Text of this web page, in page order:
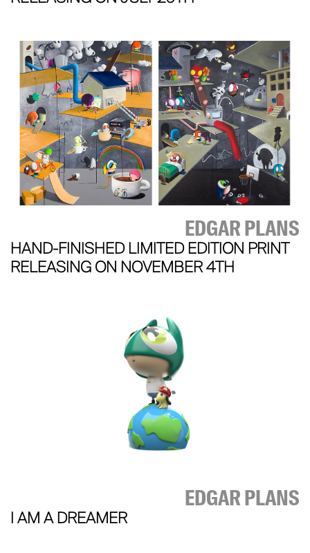
EDGAR PLANS
HAND-FINISHED LIMITED EDITION PRINT
RELEASING ON NOVEMBER 4TH
EDGAR PLANS
I AM A DREAMER